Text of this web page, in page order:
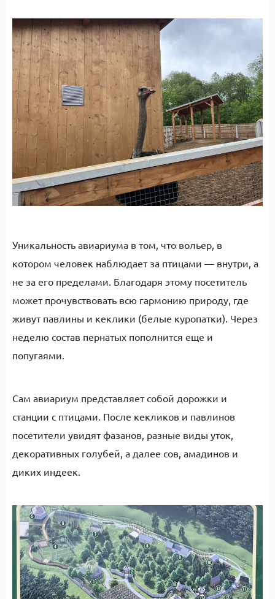
Уникальность авиариума в том, что вольер, в
котором человек наблюдает за птицами — внутри, а
не за его пределами. Благодаря этому посетитель
может прочувствовать всю гармонию природу, где
живут павлины и кеклики (белые куропатки). Через
неделю состав пернатых пополнится еще и
попугаями.
Сам авиариум представляет собой дорожки и
станции с птицами. После кекликов и павлинов
посетители увидят фазанов, разные виды уток,
декоративных голубей, а далее сов, амадинов и
диких индеек.